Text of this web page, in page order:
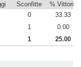
Sconfitte % Vittorie
0
33.33
1
0.00
1 25.00